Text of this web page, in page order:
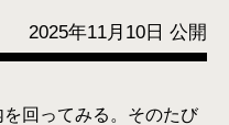
2025年11月10日 公開
回ってみる。そのたび